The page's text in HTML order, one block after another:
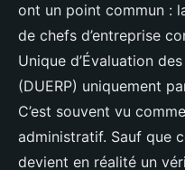
ont un point commun :
de chefs d’entreprise
Unique d’Évaluation
(DUERP) uniquement
C’est souvent vu
administratif. Sauf que
devient en réalité un